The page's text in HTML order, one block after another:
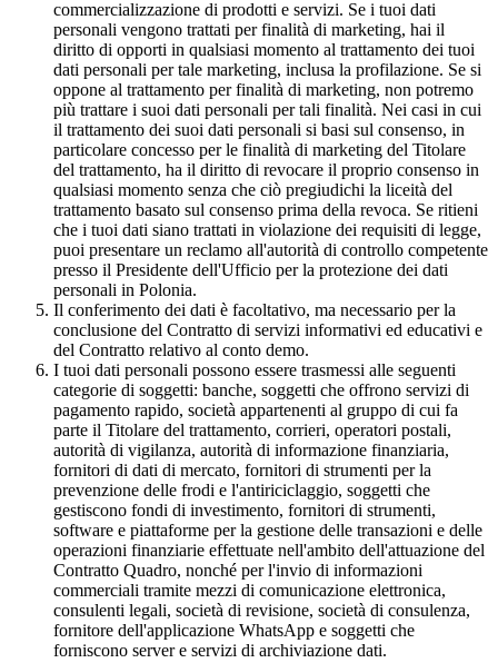
commercializzazione di prodotti e servizi. Se i tuoi dati
personali vengono trattati per finalità di marketing, hai il
diritto di opporti in qualsiasi momento al trattamento dei tuoi
dati personali per tale marketing, inclusa la profilazione. Se si
oppone al trattamento per finalità di marketing, non potremo
più trattare i suoi dati personali per tali finalità. Nei casi in cui
il trattamento dei suoi dati personali si basi sul consenso, in
particolare concesso per le finalità di marketing del Titolare
del trattamento, ha il diritto di revocare il proprio consenso in
qualsiasi momento senza che ciò pregiudichi la liceità del
trattamento basato sul consenso prima della revoca. Se ritieni
che i tuoi dati siano trattati in violazione dei requisiti di legge,
puoi presentare un reclamo all'autorità di controllo competente
presso il Presidente dell'Ufficio per la protezione dei dati
personali in Polonia.
Il conferimento dei dati è facoltativo, ma necessario per la
conclusione del Contratto di servizi informativi ed educativi e
del Contratto relativo al conto demo.
I tuoi dati personali possono essere trasmessi alle seguenti
categorie di soggetti: banche, soggetti che offrono servizi di
pagamento rapido, società appartenenti al gruppo di cui fa
parte il Titolare del trattamento, corrieri, operatori postali,
autorità di vigilanza, autorità di informazione finanziaria,
fornitori di dati di mercato, fornitori di strumenti per la
prevenzione delle frodi e l'antiriciclaggio, soggetti che
gestiscono fondi di investimento, fornitori di strumenti,
software e piattaforme per la gestione delle transazioni e delle
operazioni finanziarie effettuate nell'ambito dell'attuazione del
Contratto Quadro, nonché per l'invio di informazioni
commerciali tramite mezzi di comunicazione elettronica,
consulenti legali, società di revisione, società di consulenza,
fornitore dell'applicazione WhatsApp e soggetti che
forniscono server e servizi di archiviazione dati.